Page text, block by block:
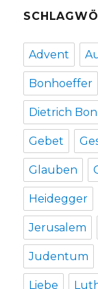
Advent
Bonhoeffer
Dietrich
Gebet
Glauben
Heidegger
Jerusalem
Judentum
Liebe